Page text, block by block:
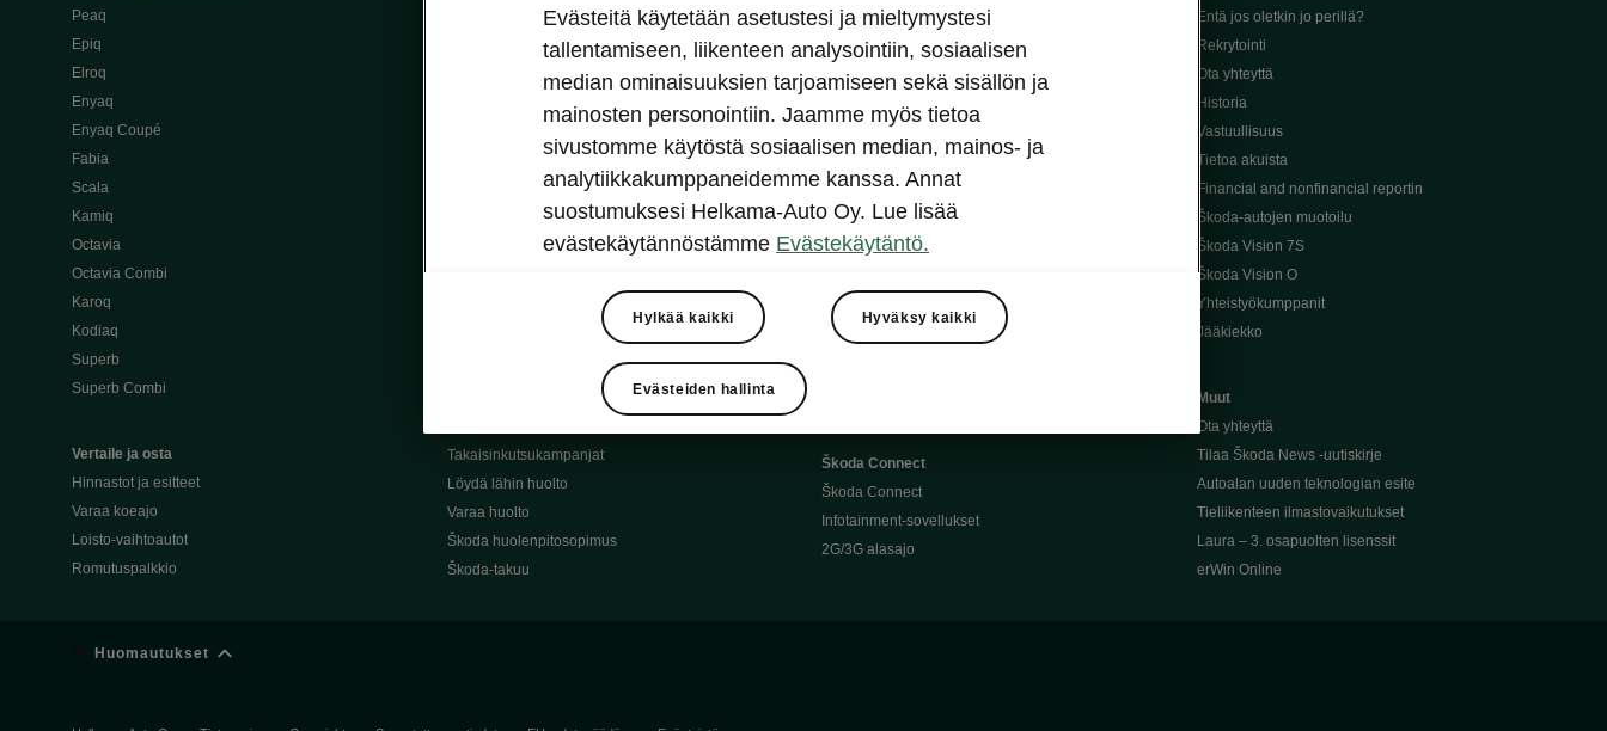
Peaq
Epiq
Elroq
Enyaq
Enyaq Coupé
Fabia
Scala
Kamiq
Octavia
Octavia Combi
Karoq
Kodiaq
Superb
Superb Combi
Vertaile ja osta
Hinnastot ja esitteet
Varaa koeajo
Loisto-vaihtoautot
Romutuspalkkio
Osta Škoda verkossa
Škoda Yksityisleasing
Škodan Vakuutus
Škoda 4×4 -mallit
Škoda-katumaasturimallit
Alkuperäiset Škoda-varaosat
Alkuperäiset Škoda-moottoriöljyt
Takaisinkutsukampanjat
Löydä lähin huolto
Varaa huolto
Škoda huolenpitosopimus
Škoda-takuu
Avustinjärjestelmät
Sähköautot ja hybridit
Sähköautot ja hybridit
Ladattavat hybridit
Vinkkejä sähköautoiluun
Ajoakku ja turvallisuus
Ohjelmiston päivitys
Kotilataus
Latauspisteet kartalla
Škoda Connect
Škoda Connect
Infotainment-sovellukset
2G/3G alasajo
Entä jos oletkin jo perillä?
Rekrytointi
Ota yhteyttä
Historia
Vastuullisuus
Tietoa akuista
Financial and nonfinancial reportin
Škoda-autojen muotoilu
Škoda Vision 7S
Škoda Vision O
Yhteistyökumppanit
Jääkiekko
Muut
Ota yhteyttä
Tilaa Škoda News -uutiskirje
Autoalan uuden teknologian esite
Tieliikenteen ilmastovaikutukset
Laura – 3. osapuolten lisenssit
erWin Online
Huomautukset
Evästeitä käytetään asetustesi ja mieltymystesi
tallentamiseen, liikenteen analysointiin, sosiaalisen
median ominaisuuksien tarjoamiseen sekä sisällön ja
mainosten personointiin. Jaamme myös tietoa
sivustomme käytöstä sosiaalisen median, mainos- ja
analytiikkakumppaneidemme kanssa. Annat
suostumuksesi Helkama-Auto Oy. Lue lisää
evästekäytännöstämme Evästekäytäntö.
Hylkää kaikki Hyväksy kaikki
Evästeiden hallinta